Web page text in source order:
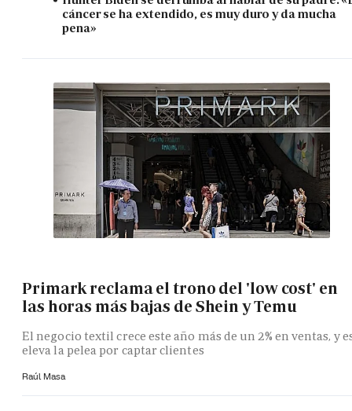
cáncer se ha extendido, es muy duro y da mucha
pena»
Primark reclama el trono del 'low cost' en
las horas más bajas de Shein y Temu
El negocio textil crece este año más de un 2% en ventas, y
eleva la pelea por captar clientes
Raúl Masa